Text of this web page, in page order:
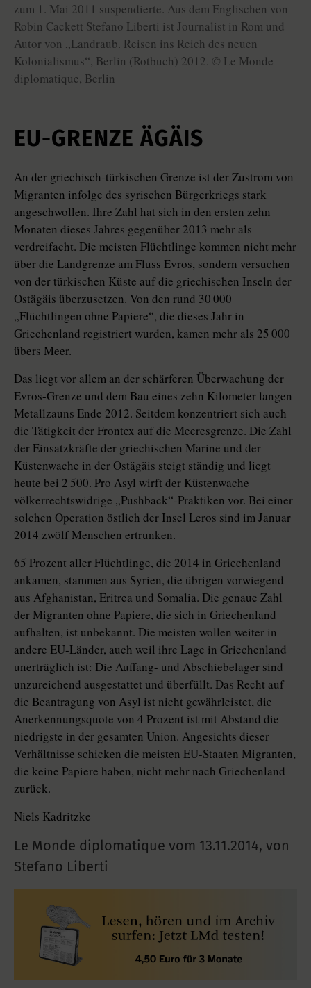
zum 1. Mai 2011 suspendierte. Aus dem Englischen von
Robin Cackett Stefano Liberti ist Journalist in Rom und
Autor von „Landraub. Reisen ins Reich des neuen
Kolonialismus“, Berlin (Rotbuch) 2012. © Le Monde
diplomatique, Berlin
EU-GRENZE ÄGÄIS
An der griechisch-türkischen Grenze ist der Zustrom von
Migranten infolge des syrischen Bürgerkriegs stark
angeschwollen. Ihre Zahl hat sich in den ersten zehn
Monaten dieses Jahres gegenüber 2013 mehr als
verdreifacht. Die meisten Flüchtlinge kommen nicht mehr
über die Landgrenze am Fluss Evros, sondern versuchen
von der türkischen Küste auf die griechischen Inseln der
Ostägäis überzusetzen. Von den rund 30 000
„Flüchtlingen ohne Papiere“, die dieses Jahr in
Griechenland registriert wurden, kamen mehr als 25 000
übers Meer.
Das liegt vor allem an der schärferen Überwachung der
Evros-Grenze und dem Bau eines zehn Kilometer langen
Metallzauns Ende 2012. Seitdem konzentriert sich auch
die Tätigkeit der Frontex auf die Meeresgrenze. Die Zahl
der Einsatzkräfte der griechischen Marine und der
Küstenwache in der Ostägäis steigt ständig und liegt
heute bei 2 500. Pro Asyl wirft der Küstenwache
völkerrechtswidrige „Pushback“-Praktiken vor. Bei einer
solchen Operation östlich der Insel Leros sind im Januar
2014 zwölf Menschen ertrunken.
65 Prozent aller Flüchtlinge, die 2014 in Griechenland
ankamen, stammen aus Syrien, die übrigen vorwiegend
aus Afghanistan, Eritrea und Somalia. Die genaue Zahl
der Migranten ohne Papiere, die sich in Griechenland
aufhalten, ist unbekannt. Die meisten wollen weiter in
andere EU-Länder, auch weil ihre Lage in Griechenland
unerträglich ist: Die Auffang- und Abschiebelager sind
unzureichend ausgestattet und überfüllt. Das Recht auf
die Beantragung von Asyl ist nicht gewährleistet, die
Anerkennungsquote von 4 Prozent ist mit Abstand die
niedrigste in der gesamten Union. Angesichts dieser
Verhältnisse schicken die meisten EU-Staaten Migranten,
die keine Papiere haben, nicht mehr nach Griechenland
zurück.
Niels Kadritzke
Le Monde diplomatique vom 13.11.2014, von
Stefano Liberti